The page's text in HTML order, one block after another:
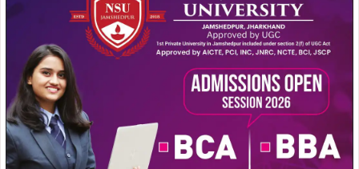
वहीं, जिले में तेज तर्रार एसपी मुकेश लुणायत की पदस्थापना के बाद
जिला पुलिस एक्शन मोड पर है. उन्होंने प्रेस वार्ता में कहा था अपराधियों
पर रहेगी नजर. किसी भी तरह घटनाओं पर नही करेगी नजरअंदाज.
एसपी ने जिले के हर थानों का निरीक्षण कर थानेदारों एवं अन्य कर्मियों
को दिशा निर्देश देते हुए अपराधियों पर नकेल कसने की बाते कहि. एसपी
ने थानेदारों को हर संभव कार्रवाई करने का आदेश दिया है.